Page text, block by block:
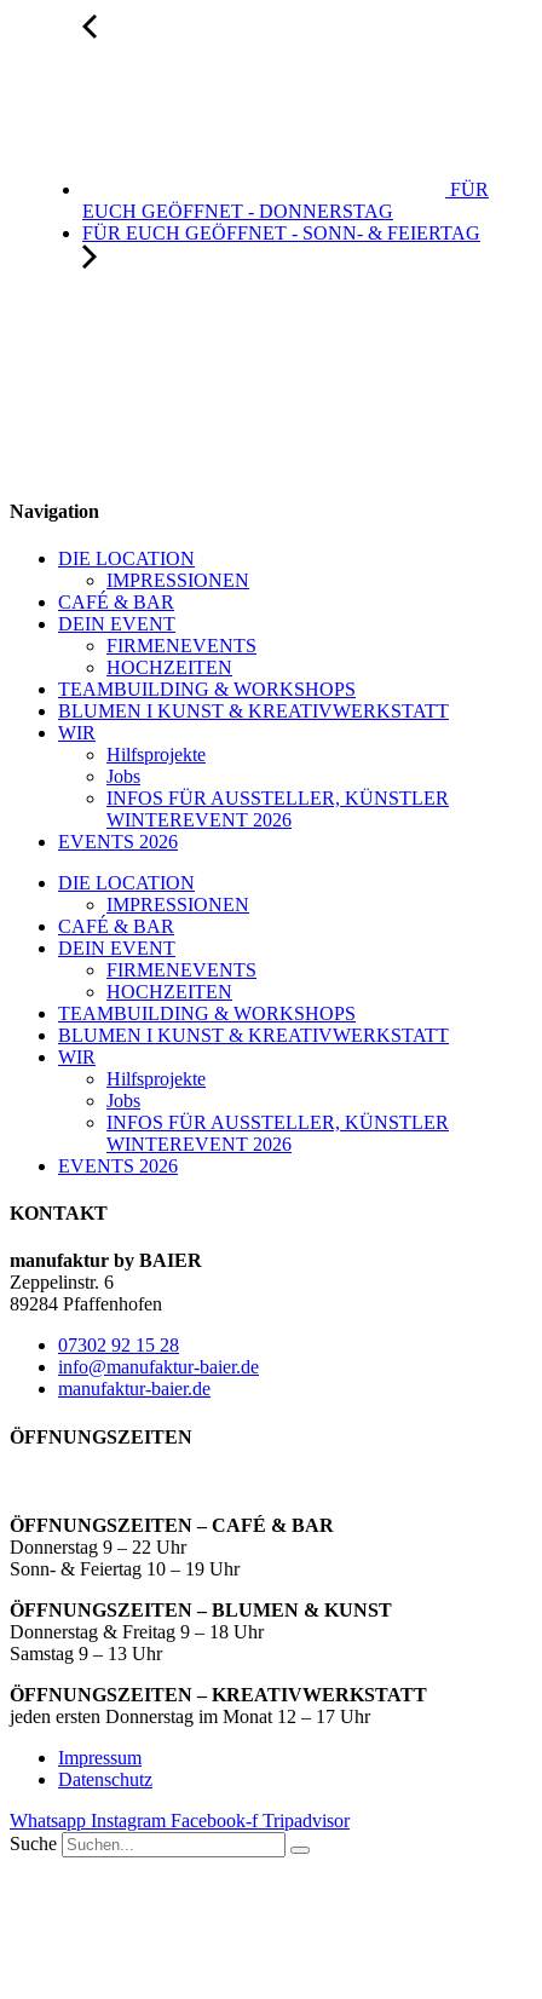
FÜR
EUCH GEÖFFNET - DONNERSTAG
FÜR EUCH GEÖFFNET - SONN- & FEIERTAG
Navigation
DIE LOCATION
IMPRESSIONEN
CAFÉ & BAR
DEIN EVENT
FIRMENEVENTS
HOCHZEITEN
TEAMBUILDING & WORKSHOPS
BLUMEN I KUNST & KREATIVWERKSTATT
WIR
Hilfsprojekte
Jobs
INFOS FÜR AUSSTELLER, KÜNSTLER
WINTEREVENT 2026
EVENTS 2026
DIE LOCATION
IMPRESSIONEN
CAFÉ & BAR
DEIN EVENT
FIRMENEVENTS
HOCHZEITEN
TEAMBUILDING & WORKSHOPS
BLUMEN I KUNST & KREATIVWERKSTATT
WIR
Hilfsprojekte
Jobs
INFOS FÜR AUSSTELLER, KÜNSTLER
WINTEREVENT 2026
EVENTS 2026
KONTAKT
manufaktur by BAIER
Zeppelinstr. 6
89284 Pfaffenhofen
07302 92 15 28
info@manufaktur-baier.de
manufaktur-baier.de
ÖFFNUNGSZEITEN
ÖFFNUNGSZEITEN – CAFÉ & BAR
Donnerstag 9 – 22 Uhr
Sonn- & Feiertag 10 – 19 Uhr
ÖFFNUNGSZEITEN – BLUMEN & KUNST
Donnerstag & Freitag 9 – 18 Uhr
Samstag 9 – 13 Uhr
ÖFFNUNGSZEITEN – KREATIVWERKSTATT
jeden ersten Donnerstag im Monat 12 – 17 Uhr
Impressum
Datenschutz
Whatsapp Instagram Facebook-f Tripadvisor
Suche